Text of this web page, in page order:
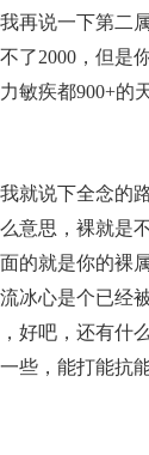
说一下第二
了2000，但是
敏疾都900+的
说下全念的
意思，裸就是
的就是你的裸
冰心是个已经
好吧，还有什
些，能打能抗